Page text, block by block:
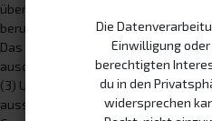
überwiegend weder ihrer
beruflichen Tätigkeit zugerechnet
Das nachfolgend unter Ziffer 10.
ausdrücklich nur für Verbraucher.
(3) Unsere Lieferungen, Leistungen
ausschließlich auf der Grundlage
Die
Einwilligung
berechtigten
du in den
widersprechen